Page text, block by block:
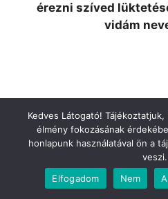
érezni szíved
vidám
Kedves Látogató!
élmény fokozásának
honlapunk használatával ön a
veszi.
Elfogadom
Nem